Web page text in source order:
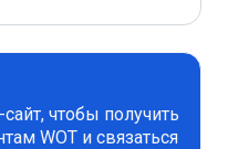
чтобы получить
WOT и связаться